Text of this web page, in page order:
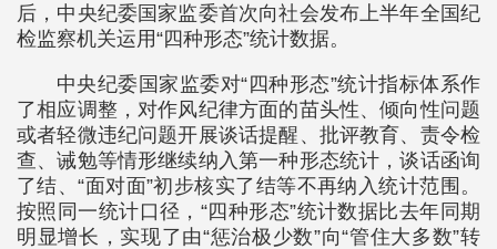
后，中央纪委国家监委首次向社会发布上半年全国纪
检监察机关运用“四种形态”统计数据。
中央纪委国家监委对“四种形态”统计指标体系作
了相应调整，对作风纪律方面的苗头性、倾向性问题
或者轻微违纪问题开展谈话提醒、批评教育、责令检
查、诫勉等情形继续纳入第一种形态统计，谈话函询
了结、“面对面”初步核实了结等不再纳入统计范围。
按照同一统计口径，“四种形态”统计数据比去年同期
明显增长，实现了由“惩治极少数”向“管住大多数”转